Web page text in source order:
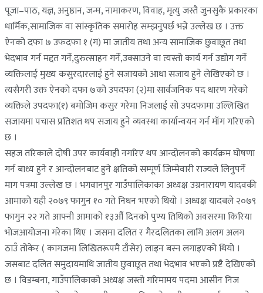
पूजा–पाठ, यज्ञ, अनुष्ठान, जन्म, नामाकरण, विवाह, मृत्यु जस्तै जुनसुकै प्रकारका
धार्मिक,सामाजिक वा सांस्कृतिक समारोह सम्झनुपर्छ भन्ने उल्लेख छ । उक्त
ऐनको दफा ७ उफदफा १ (ग) मा जातीय तथा अन्य सामाजिक छुवाछूत तथा
भेदभाव गर्न मद्दत गर्ने,दुरुत्साहन गर्ने,उक्साउने वा त्यस्तो कार्य गर्न उद्योग गर्ने
व्यक्तिलाई मुख्य कसुरदारलाई हुने सजायको आधा सजाय हुने लेखिएको छ ।
त्यसैगरी उक्त ऐनको दफा ७को उपदफा (२)मा सार्वजनिक पद धारण गरेको
व्यक्तिले उपदफा(१) बमोजिम कसुर गरेमा निजलाई सो उपदफामा उल्लिखित
सजायमा पचास प्रतिशत थप सजाय हुने व्यवस्था कार्यान्वयन गर्न माँग गरिएको
छ ।
सहज तरिकाले दोषी उपर कार्यवाही नगरिए थप आन्दोलनको कार्यक्रम घोषणा
गर्न बाध्य हुने र आन्दोलनबाट हुने क्षतिको सम्पूर्ण जिम्मेवारी राज्यले लिनुपर्ने
माग पत्रमा उल्लेख छ । भगवानपुर गाउँपालिकाका अध्यक्ष उग्रनारायण यादवकी
आमाको यही २०७९ फागुन १० गते निधन भएको थियो । अध्यक्ष यादबले २०७९
फागुन २२ गते आफ्नी आमाको १३औँ दिनको पुण्य तिथिको अवसरमा किरिया
भोजआयोजना गरेका थिए । जसमा दलित र गैरदलितका लागि अलग अलग
ठाउँ तोकेर ( कागजमा लिखितरूपमै टाँसेर) लाइन बस्न लगाइएको थियो ।
जसबाट दलित समुदायमाथि जातीय छुवाछूत तथा भेदभाव भएको प्रष्टै देखिएको
छ । विडम्बना, गाउँपालिकाको अध्यक्ष जस्तो गरिमामय पदमा आसीन निज